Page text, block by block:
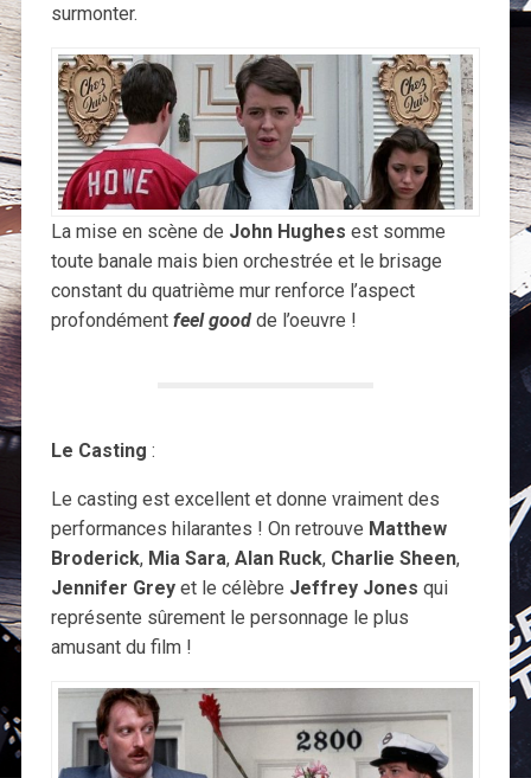
surmonter.
La mise en scène de John Hughes est somme
toute banale mais bien orchestrée et le brisage
constant du quatrième mur renforce l’aspect
profondément feel goodde l’oeuvre !
Le Casting :
Le casting est excellent et donne vraiment des
performances hilarantes ! On retrouve Matthew
Broderick, Mia Sara, Alan Ruck,Charlie Sheen,
Jennifer Greyet le célèbre Jeffrey Jones qui
représente sûrement le personnage le plus
amusant du film !